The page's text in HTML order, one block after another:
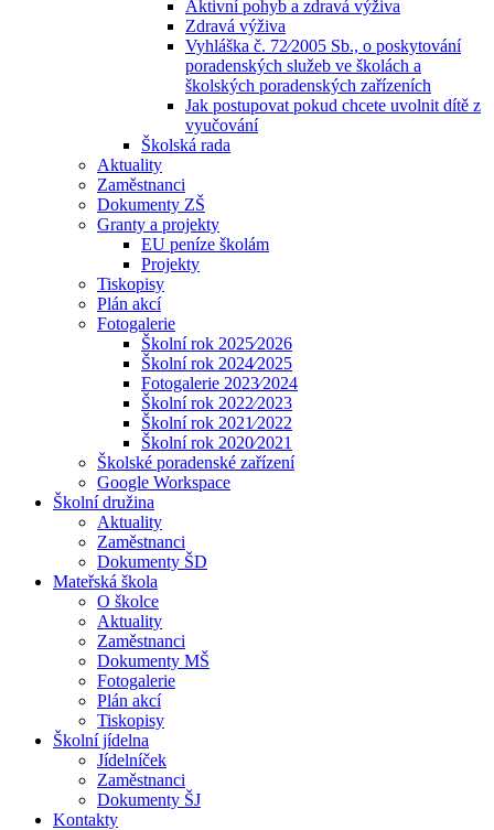
Aktivní pohyb a zdravá výživa
Zdravá výživa
Vyhláška č. 72⁄2005 Sb., o poskytování
poradenských služeb ve školách a
školských poradenských zařízeních
Jak postupovat pokud chcete uvolnit dítě z
vyučování
Školská rada
Aktuality
Zaměstnanci
Dokumenty ZŠ
Granty a projekty
EU peníze školám
Projekty
Tiskopisy
Plán akcí
Fotogalerie
Školní rok 2025⁄2026
Školní rok 2024⁄2025
Fotogalerie 2023⁄2024
Školní rok 2022⁄2023
Školní rok 2021⁄2022
Školní rok 2020⁄2021
Školské poradenské zařízení
Google Workspace
Školní družina
Aktuality
Zaměstnanci
Dokumenty ŠD
Mateřská škola
O školce
Aktuality
Zaměstnanci
Dokumenty MŠ
Fotogalerie
Plán akcí
Tiskopisy
Školní jídelna
Jídelníček
Zaměstnanci
Dokumenty ŠJ
Kontakty